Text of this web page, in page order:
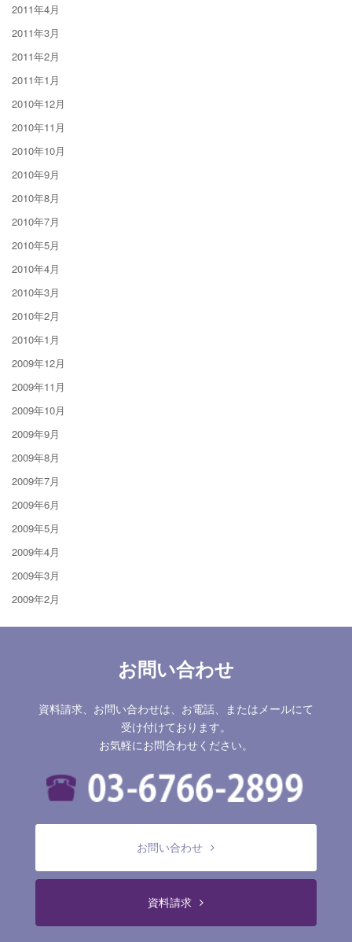
2011年4月
2011年3月
2011年2月
2011年1月
2010年12月
2010年11月
2010年10月
2010年9月
2010年8月
2010年7月
2010年5月
2010年4月
2010年3月
2010年2月
2010年1月
2009年12月
2009年11月
2009年10月
2009年9月
2009年8月
2009年7月
2009年6月
2009年5月
2009年4月
2009年3月
2009年2月
お問い合わせ
資料請求、お問い合わせは、お電話、またはメールにて
受け付けております。
お気軽にお問合わせください。
お問い合わせ
資料請求